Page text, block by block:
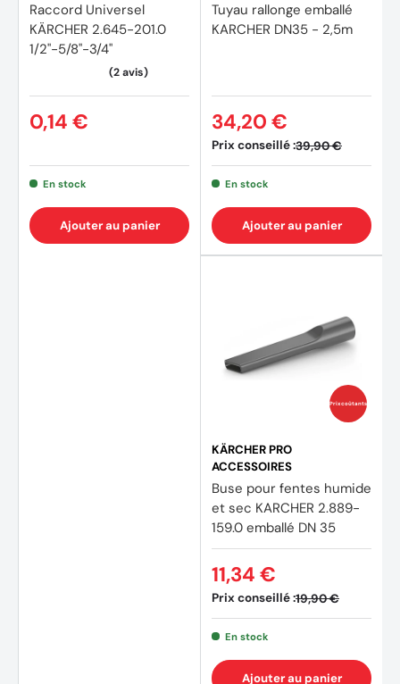
Raccord Universel
KÄRCHER 2.645-201.0
1/2"-5/8"-3/4"
0,14 €
En stock
Ajouter au panier
Tuyau rallonge emballé
KARCHER DN35 - 2,5m
Prix conseillé :39,90 €
34,20 €
En stock
Ajouter au panier
Prix coûtants
KÄRCHER PRO
ACCESSOIRES
Buse pour fentes humide
et sec KARCHER 2.889-
159.0 emballé DN 35
Prix conseillé :19,90 €
11,34 €
En stock
Ajouter au panier